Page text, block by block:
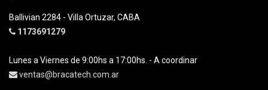
Ballivian 2284 - Villa Ortuzar, CABA
1173691279
Lunes a Viernes de 9:00hs a 17:00hs. - A coordinar
ventas@bracatech.com.ar